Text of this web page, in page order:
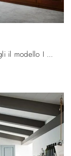
Tempo di organizzare la zona cucina? Scegli il modello I Masselli 08 Ar-Tre tra le nostre Cucine Classiche in linea.